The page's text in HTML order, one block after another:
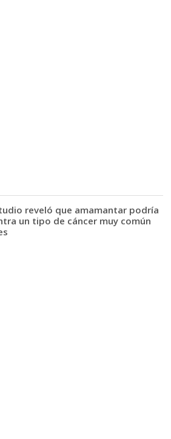
reveló que amamantar podría
un tipo de cáncer muy común